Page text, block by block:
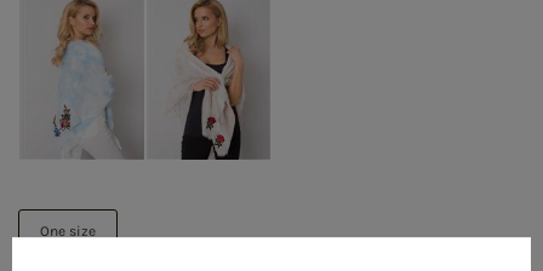
One size